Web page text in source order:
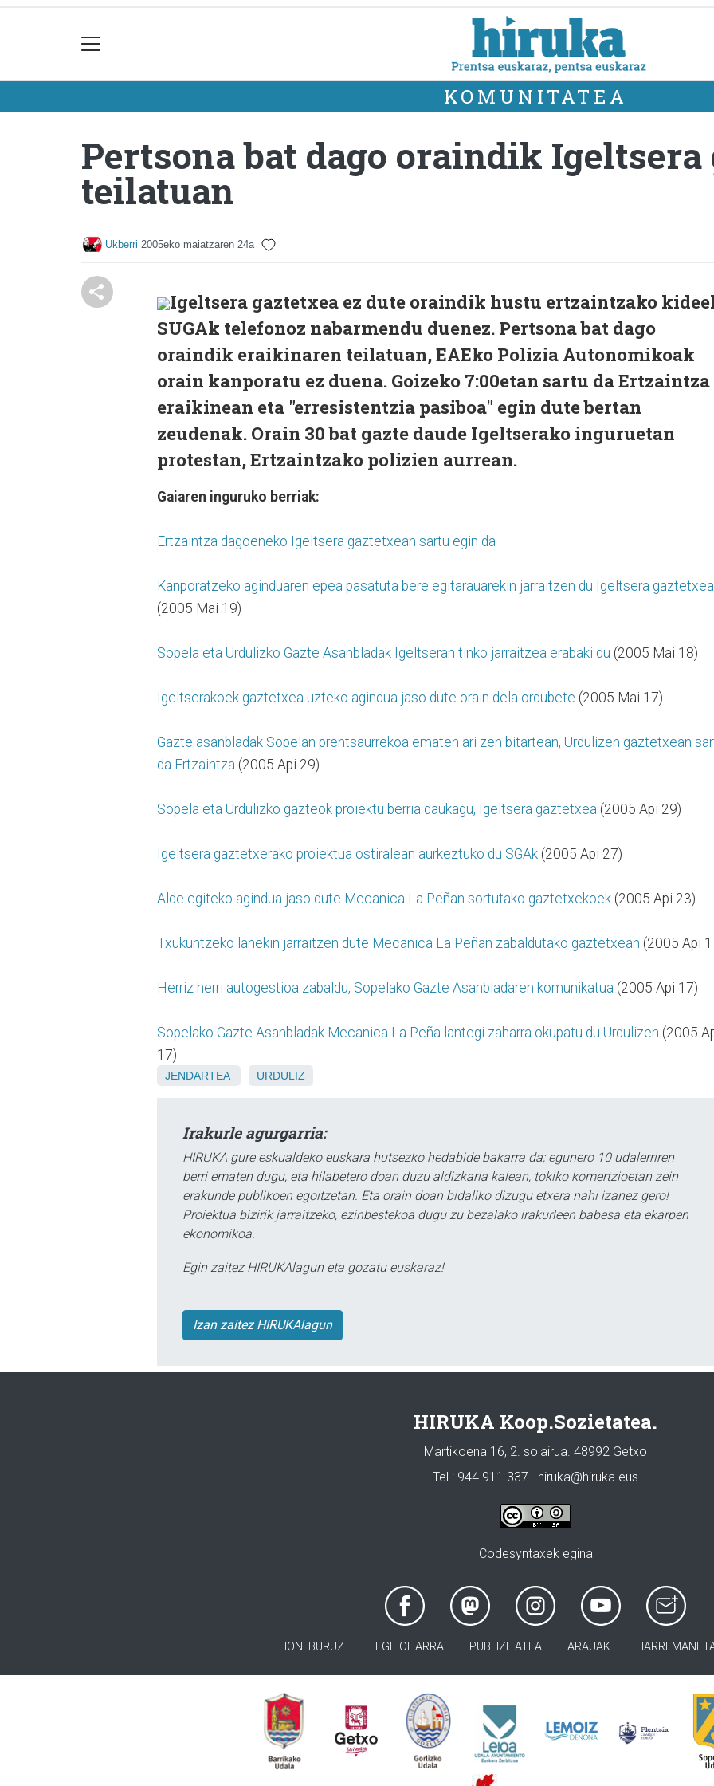
KOMUNITATEA
Pertsona bat dago oraindik
teilatuan
Ukberri 2005eko maiatzaren 24a
Igeltsera gaztetxea ez dute oraindik hustu ertzaintzako
SUGAk telefonoz nabarmendu duenez. Pertsona bat dago
oraindik eraikinaren teilatuan, EAEko Polizia Autonomikoak
orain kanporatu ez duena. Goizeko 7:00etan sartu da Ertzaintza
eraikinean eta "erresistentzia pasiboa" egin dute bertan
zeudenak. Orain 30 bat gazte daude Igeltserako inguruetan
protestan, Ertzaintzako polizien aurrean.
Gaiaren inguruko berriak:
Ertzaintza dagoeneko Igeltsera gaztetxean sartu egin da
Kanporatzeko aginduaren epea pasatuta bere egitarauarekin jarraitzen du Igeltsera
(2005 Mai 19)
Sopela eta Urdulizko Gazte Asanbladak Igeltseran tinko jarraitzea erabaki du (2005 Mai 18)
Igeltserakoek gaztetxea uzteko agindua jaso dute orain dela ordubete (2005 Mai 17)
Gazte asanbladak Sopelan prentsaurrekoa ematen ari zen bitartean, Urdulizen gaztetxean
da Ertzaintza (2005 Api 29)
Sopela eta Urdulizko gazteok proiektu berria daukagu, Igeltsera gaztetxea (2005 Api 29)
Igeltsera gaztetxerako proiektua ostiralean aurkeztuko du SGAk (2005 Api 27)
Alde egiteko agindua jaso dute Mecanica La Peñan sortutako gaztetxekoek (2005 Api 23)
Txukuntzeko lanekin jarraitzen dute Mecanica La Peñan zabaldutako gaztetxean (2005 Api
Herriz herri autogestioa zabaldu, Sopelako Gazte Asanbladaren komunikatua (2005 Api 17)
Sopelako Gazte Asanbladak Mecanica La Peña lantegi zaharra okupatu du Urdulizen (2005
17)
JENDARTEA URDULIZ
Irakurle agurgarria:
HIRUKA gure eskualdeko euskara hutsezko hedabide bakarra da; egunero 10 udalerriren
berri ematen dugu, eta hilabetero doan duzu aldizkaria kalean, tokiko komertzioetan zein
erakunde publikoen egoitzetan. Eta orain doan bidaliko dizugu etxera nahi izanez gero!
Proiektua bizirik jarraitzeko, ezinbestekoa dugu zu bezalako irakurleen babesa eta ekarpen
ekonomikoa.
Egin zaitez HIRUKAlagun eta gozatu euskaraz!
Izan zaitez HIRUKAlagun
HIRUKA Koop.Sozietatea.
Martikoena 16, 2. solairua. 48992 Getxo
Tel.: 944 911 337 · hiruka@hiruka.eus
Codesyntaxek egina
HONI BURUZ LEGE OHARRA PUBLIZITATEA ARAUAK